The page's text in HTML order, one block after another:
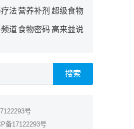
法 营养补剂 超级食物
道食物密码 高来益说
搜索
号
备17122293号